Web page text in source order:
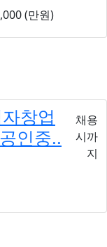
(만원)
창업
인중..
채용
시까
지